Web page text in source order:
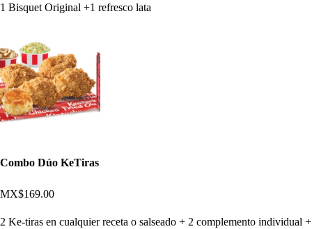
1 Bisquet Original +1 refresco lata
Combo Dúo KeTiras
MX$169.00
2 Ke-tiras en cualquier receta o salseado + 2 complemento individual +